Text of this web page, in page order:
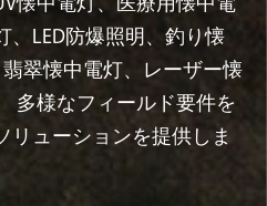
懐中電灯、医療用懐中電
、LED防爆照明、釣り懐
翠懐中電灯、レーザー懐
多様なフィールド要件を
リューションを提供しま